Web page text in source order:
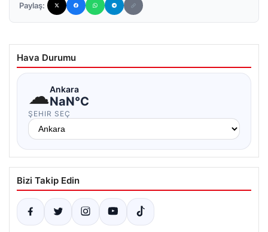
Paylaş:
Hava Durumu
☁Ankara
NaN°C
ŞEHIR SEÇ
Bizi Takip Edin